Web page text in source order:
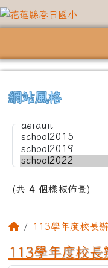
跳至主內容區
花蓮縣春日國
網站風格
(共 4 個樣板佈景)
主內容區域
回首頁113學年度校長
113學年度校長